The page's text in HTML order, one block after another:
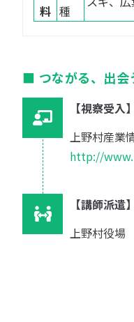
料 種
つながる、出会
視察受入
上野村産業
http://
講師派遣
上野村役場